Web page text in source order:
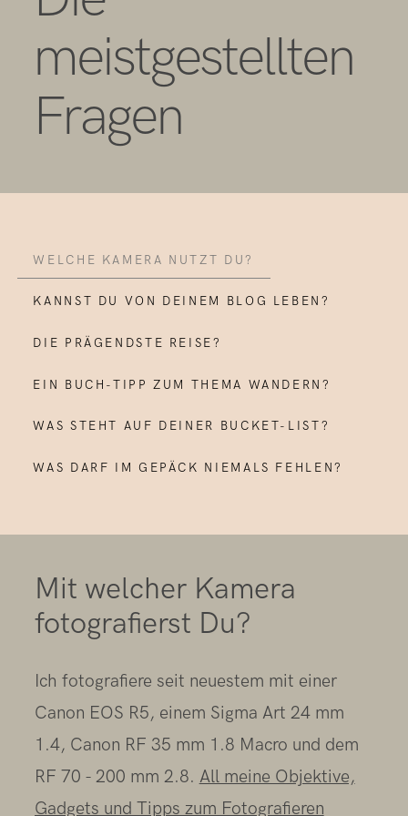
meistgestellten
Fragen
Mit welcher Kamera
fotografierst Du?
Ich fotografiere seit neuestem mit einer
Canon EOS R5, einem Sigma Art 24 mm
1.4, Canon RF 35 mm 1.8 Macro und dem
RF 70 - 200 mm 2.8. All meine Objektive,
Gadgets und Tipps zum Fotografieren
500 Kilometer
lange Wanderung auf dem Alpe Adria Trail
Cheryl Strayed
über ihre Wanderung auf dem PCT
Artikel mit Buch-
Loop-Earplugs
WELCHE KAMERA NUTZT DU?
KANNST DU VON DEINEM BLOG LEBEN?
DIE PRÄGENDSTE REISE?
EIN BUCH-TIPP ZUM THEMA WANDERN?
WAS STEHT AUF DEINER BUCKET-LIST?
WAS DARF IM GEPÄCK NIEMALS FEHLEN?